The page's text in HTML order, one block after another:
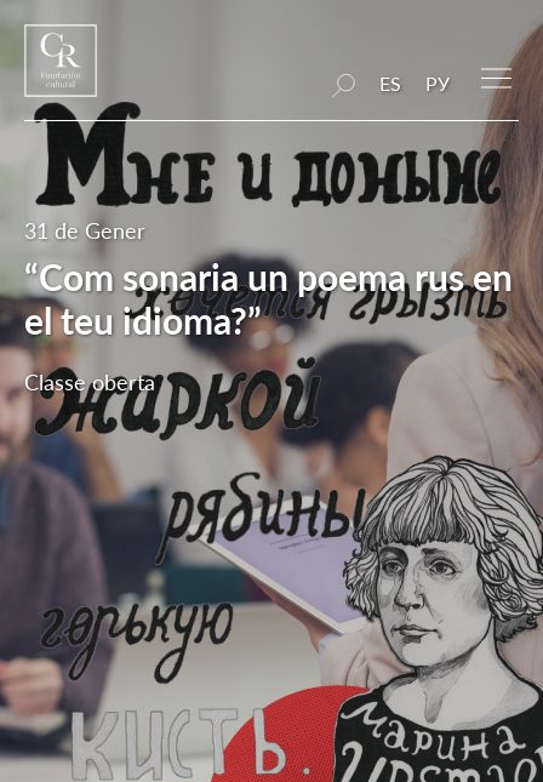
ES РУ
31 de Gener
“Com sonaria un poema rus en
el teu idioma?”
Classe oberta